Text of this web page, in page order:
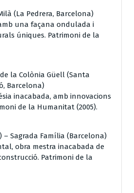
(La Pedrera, Barcelona)
una façana ondulada i
úniques. Patrimoni de la
de la Colònia Güell (Santa
Barcelona)
inacabada, amb innovacions
de la Humanitat (2005).
– Sagrada Família (Barcelona)
obra mestra inacabada de
Patrimoni de la